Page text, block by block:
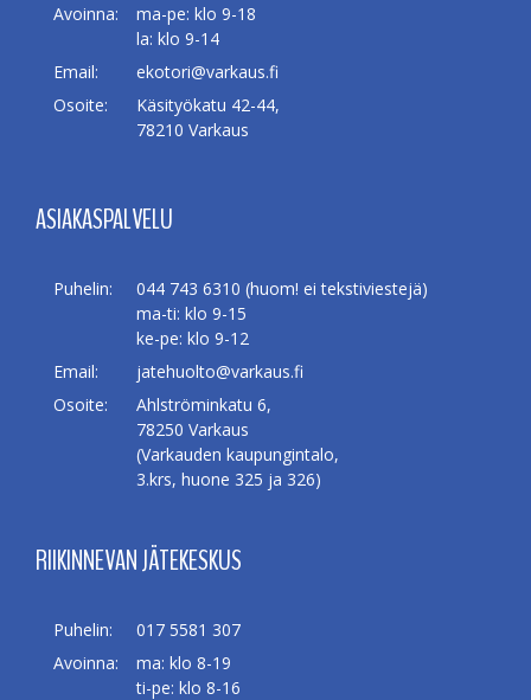
Avoinna:
ma-pe: klo 9-18
la: klo 9-14
Email:
ekotori@varkaus.fi
Osoite:
Käsityökatu 42-44,
78210 Varkaus
ASIAKASPALVELU
Puhelin:
044 743 6310 (huom! ei tekstiviestejä)
ma-ti: klo 9-15
ke-pe: klo 9-12
Email:
jatehuolto@varkaus.fi
Osoite:
Ahlströminkatu 6,
78250 Varkaus
(Varkauden kaupungintalo,
3.krs, huone 325 ja 326)
RIIKINNEVAN JÄTEKESKUS
Puhelin:
017 5581 307
Avoinna:
ma: klo 8-19
ti-pe: klo 8-16